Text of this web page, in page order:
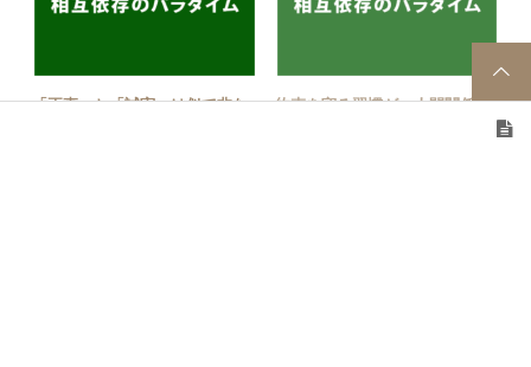
「正直」と「誠実」は似て非な
約束を守る習慣が、人間関係に